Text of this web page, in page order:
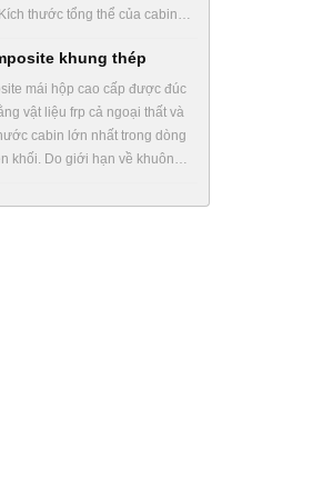
thước tổng thể của cabin…
khung thép
mái hộp cao cấp được đúc
vật liệu frp cả ngoại thất và
cabin lớn nhất trong dòng
khối. Do giới hạn về khuôn…